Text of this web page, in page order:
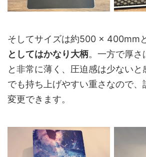
そしてサイズは約500 × 400mmと
としてはかなり大柄。一方で厚さ
と非常に薄く、圧迫感は少ない
でも持ち上げやすい重さなので、
変更できます。